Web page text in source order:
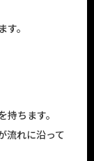
。
ちます。
流れに沿って